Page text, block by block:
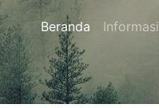
Beranda Informasi